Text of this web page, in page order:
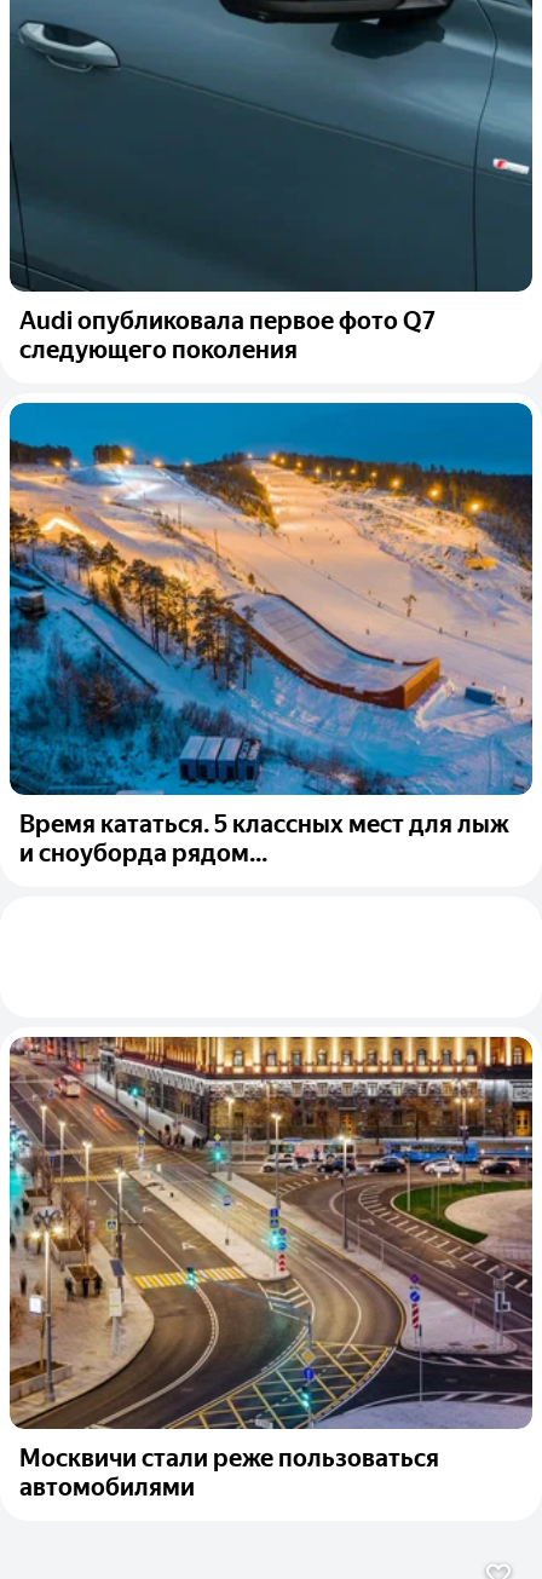
Audi опубликовала первое фото Q7
следующего поколения
Время кататься. 5 классных мест для лыж
и сноуборда рядом...
Москвичи стали реже пользоваться
автомобилями